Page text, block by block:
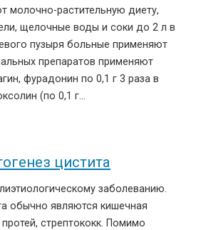
молочно-растительную диету,
щелочные воды и соки до 2 л в
пузыря больные применяют
препаратов применяют
фурадонин по 0,1 г 3 раза в
(по 0,1 г…
цистита
заболеванию.
обычно являются кишечная
стрептококк. Помимо